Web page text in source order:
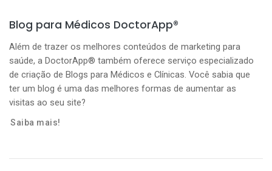
Blog para Médicos DoctorApp®
Além de trazer os melhores conteúdos de marketing para
saúde, a DoctorApp® também oferece serviço especializado
de criação de Blogs para Médicos e Clínicas. Você sabia que
ter um blog é uma das melhores formas de aumentar as
visitas ao seu site?
Saiba mais!